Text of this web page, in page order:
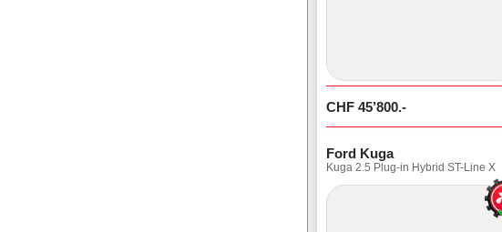
CHF 45’800.-
Ford Kuga
Kuga 2.5 Plug-in Hybrid ST-Line X